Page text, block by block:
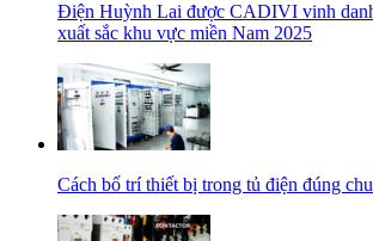
Điện Huỳnh Lai được CADIVI vinh
xuất sắc khu vực miền Nam 2025
Cách bố trí thiết bị trong tủ điện đúng